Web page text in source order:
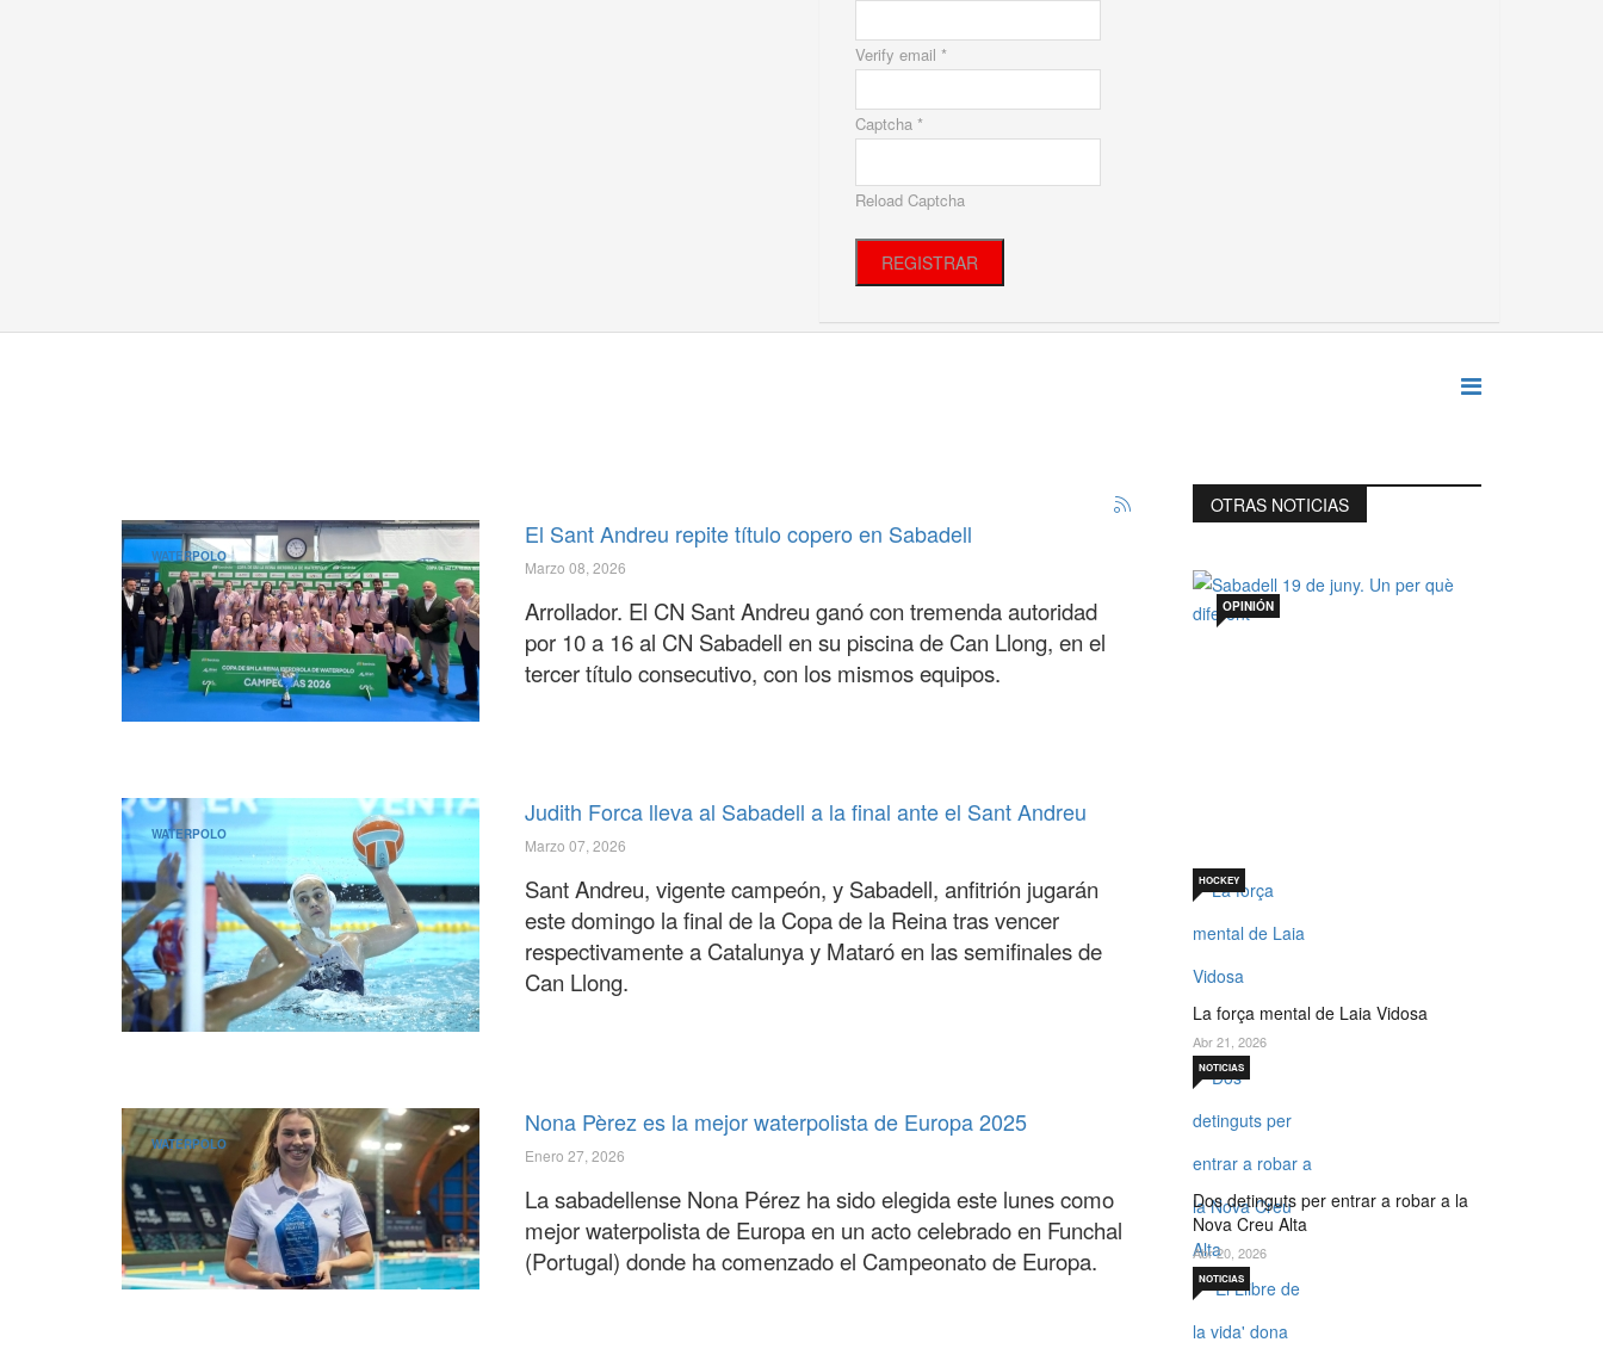
Verify email *
Captcha *
Reload Captcha
REGISTRAR
WATERPOLO
El Sant Andreu repite título copero en Sabadell
Marzo 08, 2026
Arrollador. El CN Sant Andreu ganó con tremenda autoridad
por 10 a 16 al CN Sabadell en su piscina de Can Llong, en el
tercer título consecutivo, con los mismos equipos.
WATERPOLO
Judith Forca lleva al Sabadell a la final ante el Sant Andreu
Marzo 07, 2026
Sant Andreu, vigente campeón, y Sabadell, anfitrión jugarán
este domingo la final de la Copa de la Reina tras vencer
respectivamente a Catalunya y Mataró en las semifinales de
Can Llong.
WATERPOLO
Nona Pèrez es la mejor waterpolista de Europa 2025
Enero 27, 2026
La sabadellense Nona Pérez ha sido elegida este lunes como
mejor waterpolista de Europa en un acto celebrado en Funchal
(Portugal) donde ha comenzado el Campeonato de Europa.
OTRAS NOTICIAS
OPINIÓN
La força mental de Laia Vidosa
HOCKEY
Abr 21, 2026
Dos detinguts per entrar a robar a la
Nova Creu Alta
NOTICIAS
Abr 20, 2026
NOTICIAS